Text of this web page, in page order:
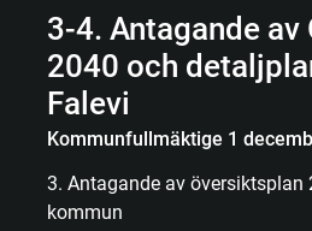
3-4. Antagande av
2040 och
Falevi
Kommunfullmäktige 1
3. Antagande av
kommun